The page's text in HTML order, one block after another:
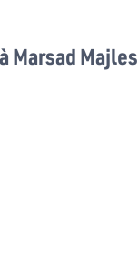
Marsad Majles